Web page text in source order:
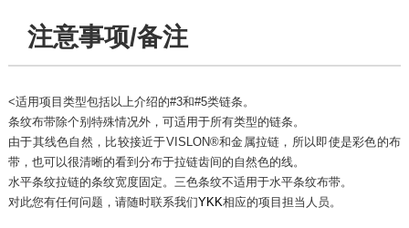
注意事项/备注
<适用项目类型包括以上介绍的#3和#5类链条。
条纹布带除个别特殊情况外，可适用于所有类型的链条。
由于其线色自然，比较接近于VISLON®和金属拉链，所以即使是彩色的布
带，也可以很清晰的看到分布于拉链齿间的自然色的线。
水平条纹拉链的条纹宽度固定。三色条纹不适用于水平条纹布带。
对此您有任何问题，请随时联系我们YKK相应的项目担当人员。